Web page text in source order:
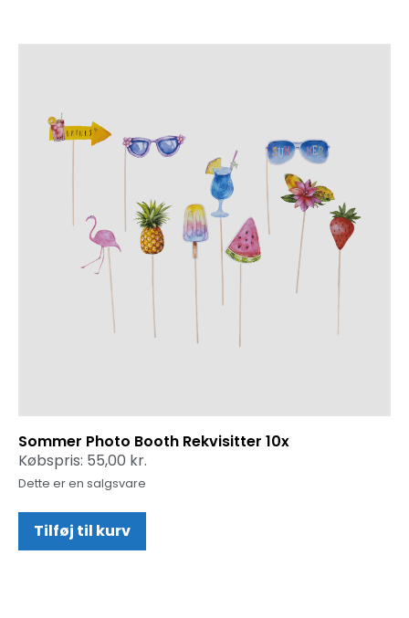
Sommer Photo Booth Rekvisitter 10x
Købspris: 55,00 kr.
Dette er en salgsvare
Tilføj til kurv